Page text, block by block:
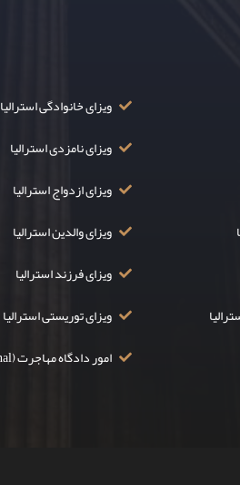
ویزای خانوادگی استرالیا
ویزای نامزدی استرالیا
ویزای ازدواج استرالیا
ویزای والدین استرالیا
ویزای فرزند استرالیا
ویزای توریستی استرالیا
امور دادگاه مهاجرت (ART Tribunal)